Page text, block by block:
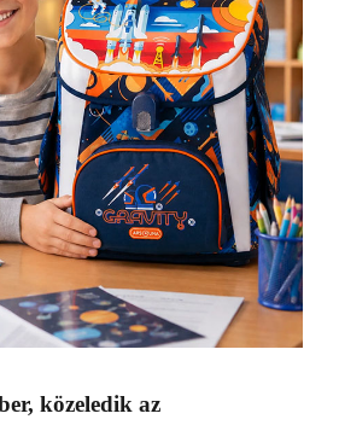
közeledik az